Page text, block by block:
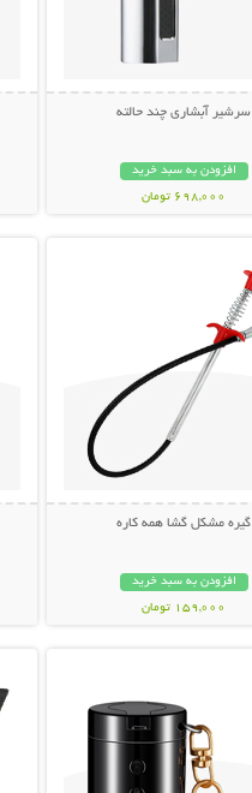
سرشیر آبشاری چند حالته
افزودن به سبد خرید
698,000 تومان
گیره مشکل گشا همه کاره
افزودن به سبد خرید
159,000 تومان